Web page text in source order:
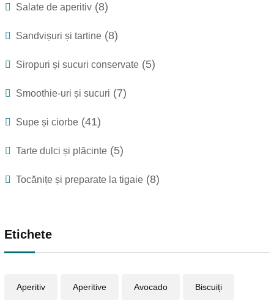
Salate de aperitiv (8)
Sandvișuri și tartine (8)
Siropuri și sucuri conservate (5)
Smoothie-uri și sucuri (7)
Supe și ciorbe (41)
Tarte dulci și plăcinte (5)
Tocănițe și preparate la tigaie (8)
Etichete
Aperitiv Aperitive Avocado Biscuiți